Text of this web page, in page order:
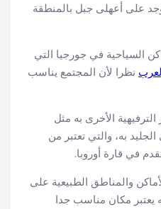
على أعهلى جبل بالمنطقة
السياحية في جورجيا التي
نظرا لأن المجتمع يناسب
الأخرى به مثل
به، والتي تعتبر من
في قارة أوروبا.
والمناطق الطبيعية على
يعتبر مكان مناسب جدا